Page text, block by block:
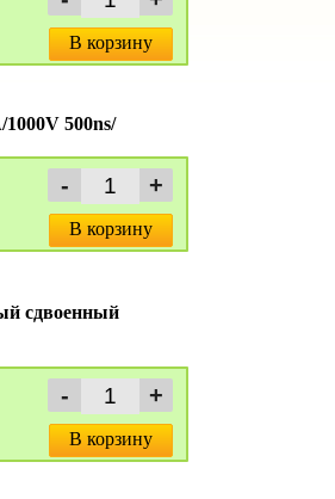
В корзину
1000V 500ns/
В корзину
сдвоенный
В корзину